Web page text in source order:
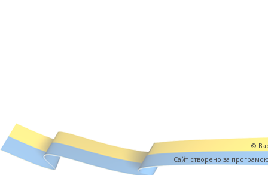
©
Cайт створено за